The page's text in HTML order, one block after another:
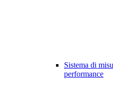
Sistema di
performance